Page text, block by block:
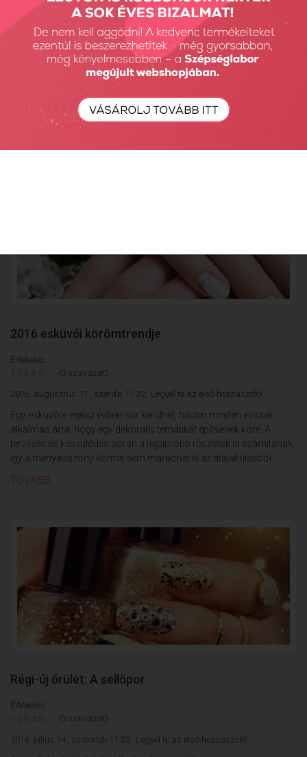
Fura vagy eredeti? A fehér körmök
Értékelés:
(0 szavazat)
2016. szeptember 01., csütörtök 11:29; Legyél te az első hozzászóló!
Az elmúlt pár évben feltűnt a műköröm divatban egy trend, ami
határozottan megosztotta az embereket.
2016 esküvői körömtrendje
Értékelés:
1 2 3 4 5 (0 szavazat)
2016. augusztus 17., szerda 11:32; Legyél te az első hozzászóló!
Egy esküvőre egész évben sor kerülhet, hiszen minden évszak
alkalmas arra, hogy egy dekoratív tematikát építsenek köré. A
tervezés és készülődés során a legapróbb részletek is számítanak,
így a menyasszony körme sem maradhat ki az átalakulásból.
TOVÁBB
Régi-új őrület: A sellőpor
Értékelés:
1 2 3 4 5 (0 szavazat)
2016. július 14., csütörtök 11:35; Legyél te az első hozzászóló!